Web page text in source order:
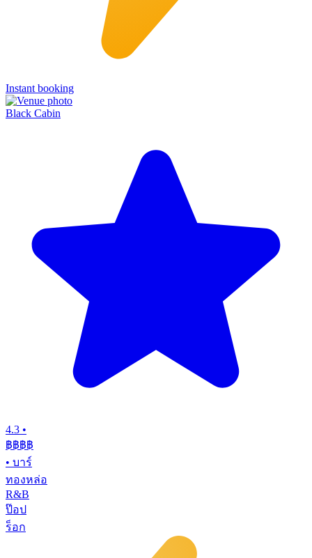
Instant booking
Black Cabin
4.3 •
฿฿฿฿
• บาร์
ทองหล่อ
R&B
ป๊อป
ร็อก